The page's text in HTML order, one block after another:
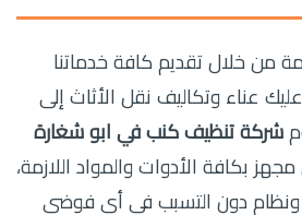
من خلال تقديم كافة خدماتنا
عناء وتكاليف نقل الأثاث إلى
شركة تنظيف كنب في ابو شغارة
بكافة الأدوات والمواد اللازمة،
ونظام دون التسبب في أي فوضى